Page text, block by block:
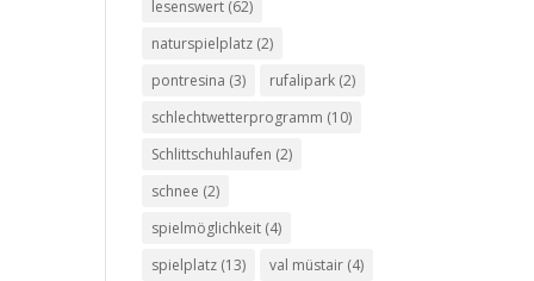
lesenswert (62)
naturspielplatz (2)
pontresina (3) rufalipark (2)
schlechtwetterprogramm (10)
Schlittschuhlaufen (2)
schnee (2)
spielmöglichkeit (4)
spielplatz (13) val müstair (4)